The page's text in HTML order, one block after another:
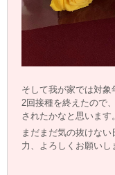
そして我が家では対
2回接種を終えたので
されたかなと思います。
まだまだ気の抜けな
力、よろしくお願いし